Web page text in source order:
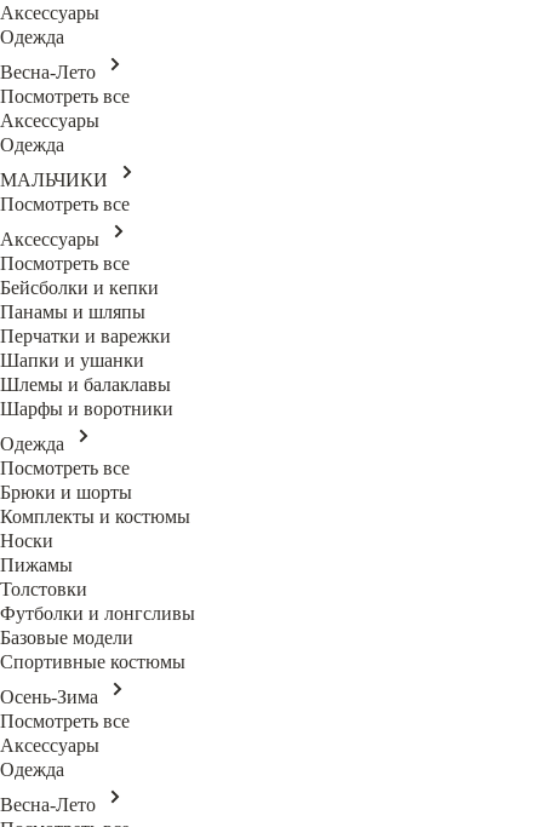
Аксессуары
Одежда
Весна-Лето
Посмотреть все
Аксессуары
Одежда
МАЛЬЧИКИ
Посмотреть все
Аксессуары
Посмотреть все
Бейсболки и кепки
Панамы и шляпы
Перчатки и варежки
Шапки и ушанки
Шлемы и балаклавы
Шарфы и воротники
Одежда
Посмотреть все
Брюки и шорты
Комплекты и костюмы
Носки
Пижамы
Толстовки
Футболки и лонгсливы
Базовые модели
Спортивные костюмы
Осень-Зима
Посмотреть все
Аксессуары
Одежда
Весна-Лето